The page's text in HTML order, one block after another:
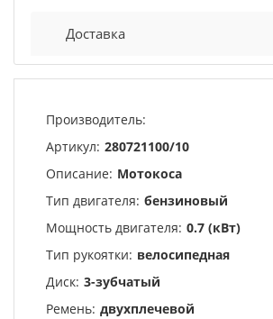
Доставка
Производитель:
Артикул: 280721100/10
Описание: Мотокоса
Тип двигателя: бензиновый
Мощность двигателя: 0.7 (кВт)
Тип рукоятки: велосипедная
Диск: 3-зубчатый
Ремень: двухплечевой